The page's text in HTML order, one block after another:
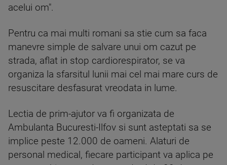
acelui om".
Pentru ca mai multi romani sa stie cum sa faca
manevre simple de salvare unui om cazut pe
strada, aflat in stop cardiorespirator, se va
organiza la sfarsitul lunii mai cel mai mare curs de
resuscitare desfasurat vreodata in lume.
Lectia de prim-ajutor va fi organizata de
Ambulanta Bucuresti-Ilfov si sunt asteptati sa se
implice peste 12.000 de oameni. Alaturi de
personal medical, fiecare participant va aplica pe